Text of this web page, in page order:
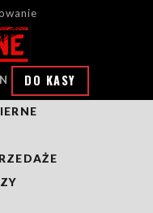
DO KASY